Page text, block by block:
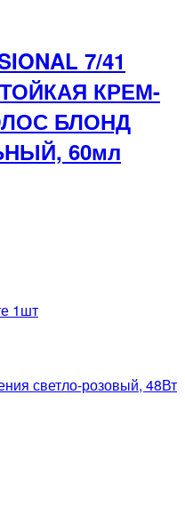
7/41
КРЕМ-
БЛОНД
60мл
1шт
светло-розовый, 48Вт